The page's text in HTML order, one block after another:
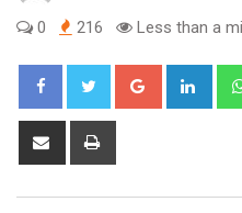
0 216 Less than a
Google+
Share